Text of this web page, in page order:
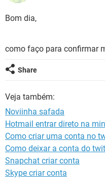
GUIA DE COMPRAS
INSTAGRAM
CELULAR
OUTLOOK
JOGOS
OUTLOOK
INSTAGRAM
Bom dia,
como faço para confirmar
Share
Veja também:
Noviinha safada
Hotmail entrar direto na
Como criar uma conta no
Como deixar a conta do
Snapchat criar conta
Skype criar conta